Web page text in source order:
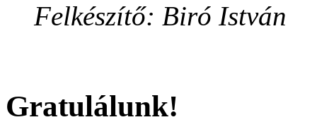
Felkészítő: Biró István
Gratulálunk!